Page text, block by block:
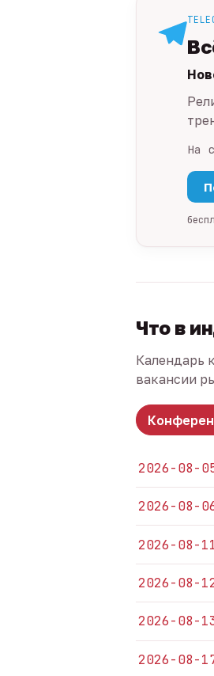
На
Что в
Календарь
вакансии
2026-08-
2026-08-
2026-08-
2026-08-
2026-08-
2026-08-